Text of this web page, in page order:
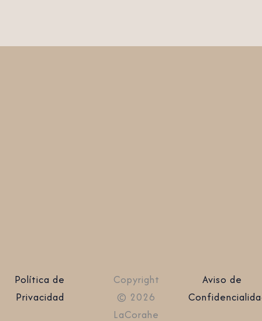
Política de
Privacidad
Copyright
© 2026
LaCorahe
Aviso de